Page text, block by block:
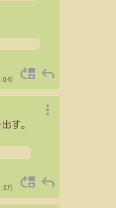
） move_up reply
す。
more_vert
） move_up reply